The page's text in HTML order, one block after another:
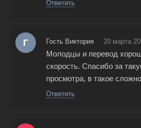
Ответить
Г Гость Виктория 20 марта
Молодцы и перевод
скорость. Спасибо за
просмотра, в такое
Ответить